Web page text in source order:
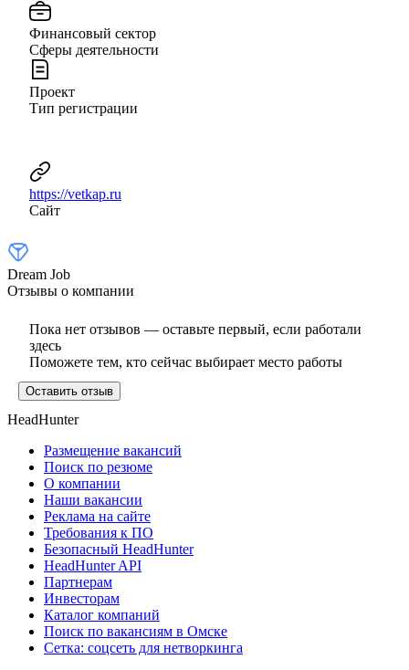
Финансовый сектор
Сферы деятельности
Проект
Тип регистрации
https://vetkap.ru
Сайт
Dream Job
Отзывы о компании
Пока нет отзывов — оставьте первый, если работали
здесь
Поможете тем, кто сейчас выбирает место работы
Оставить отзыв
HeadHunter
Размещение вакансий
Поиск по резюме
О компании
Наши вакансии
Реклама на сайте
Требования к ПО
Безопасный HeadHunter
HeadHunter API
Партнерам
Инвесторам
Каталог компаний
Поиск по вакансиям в Омске
Сетка: соцсеть для нетворкинга